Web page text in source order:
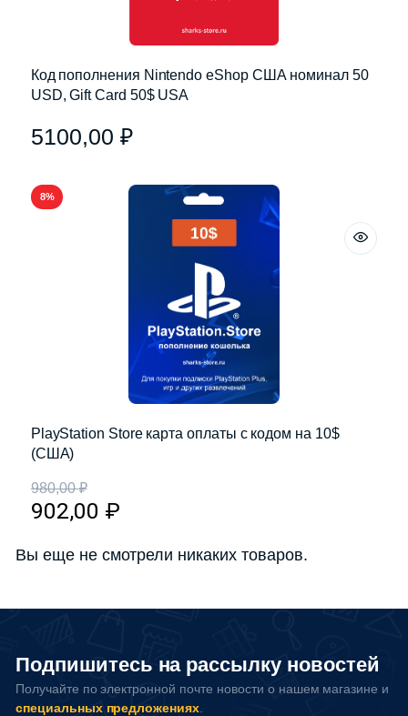
Код пополнения Nintendo eShop США номинал 50
USD, Gift Card 50$ USA
5100,00 ₽
8%
PlayStation Store карта оплаты с кодом на 10$
(США)
980,00₽
902,00 ₽
Вы еще не смотрели никаких товаров.
Подпишитесь на рассылку новостей
Получайте по электронной почте новости о нашем магазине и
специальных предложениях